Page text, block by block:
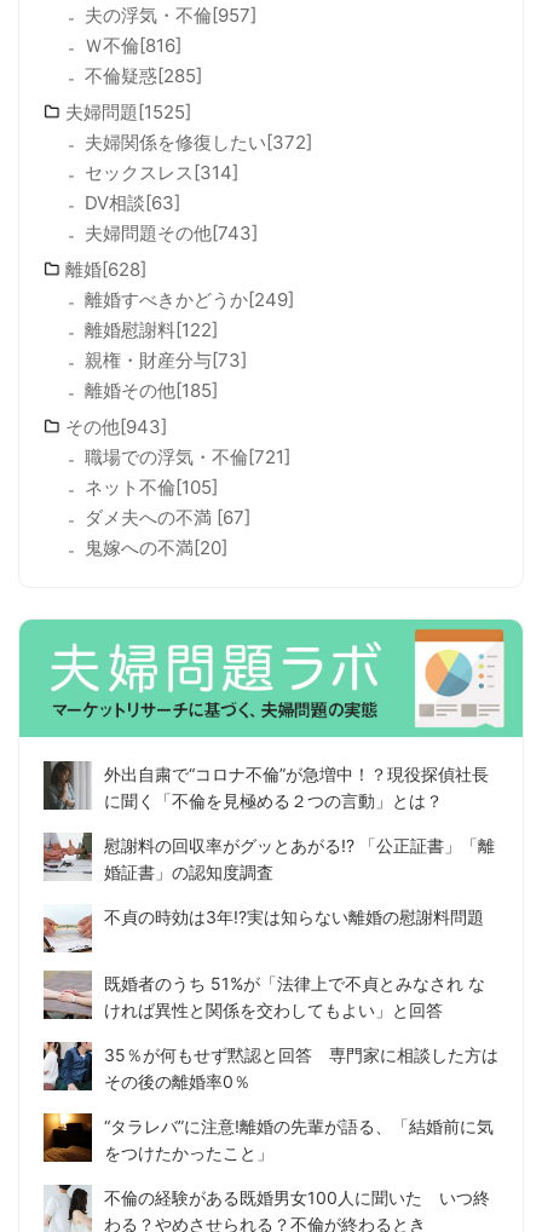
夫の浮気・不倫[957]
Ｗ不倫[816]
不倫疑惑[285]
夫婦問題[1525]
夫婦関係を修復したい[372]
セックスレス[314]
DV相談[63]
夫婦問題その他[743]
離婚[628]
離婚すべきかどうか[249]
離婚慰謝料[122]
親権・財産分与[73]
離婚その他[185]
その他[943]
職場での浮気・不倫[721]
ネット不倫[105]
ダメ夫への不満 [67]
鬼嫁への不満[20]
外出自粛で“コロナ不倫”が急増中！？現役探偵社長
に聞く「不倫を見極める２つの言動」とは？
慰謝料の回収率がグッとあがる!? 「公正証書」「離
婚証書」の認知度調査
不貞の時効は3年!?実は知らない離婚の慰謝料問題
既婚者のうち 51%が「法律上で不貞とみなされ な
ければ異性と関係を交わしてもよい」と回答
35％が何もせず黙認と回答 専門家に相談した方は
その後の離婚率0％
“タラレバ”に注意!離婚の先輩が語る、「結婚前に気
をつけたかったこと」
不倫の経験がある既婚男女100人に聞いた いつ終
わる？やめさせられる？不倫が終わるとき